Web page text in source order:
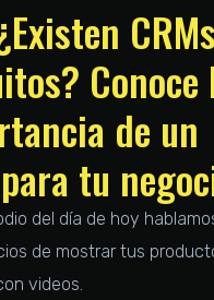
CRMs
Conoce
de un
tu
del día de hoy
de mostrar tus
videos.